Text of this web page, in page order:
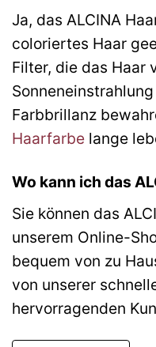
Ja, das ALCINA
coloriertes Haar
Filter, die das Haar
Farbbrillanz
Haarfarbe lange
Wo kann ich das
Sie können das
unserem Online-
bequem von zu
von unserer
hervorragenden